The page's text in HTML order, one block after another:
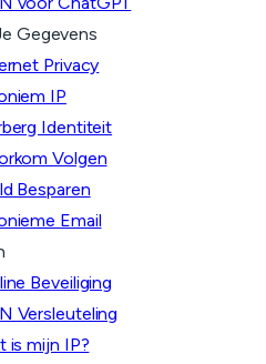
Gegevens
Privacy
IP
Identiteit
Volgen
Besparen
Email
Beveiliging
Versleuteling
is mijn IP?